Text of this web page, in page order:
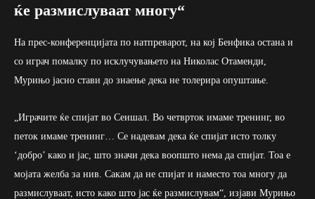
ќе размислуваат многу“
На прес-конференцијата по натпреварот, на кој Бенфика остана и
со играч помалку по исклучувањето на Николас Отаменди,
Мурињо јасно стави до знаење дека не толерира опуштање.
„Играчите ќе спијат во Сеишал. Во четврток имаме тренинг, во
петок имаме тренинг… Се надевам дека ќе спијат исто толку
‘добро’ како и јас, што значи дека воопшто нема да спијат. Тоа е
мојата желба за нив. Сакам да не спијат и наместо тоа многу да
размислуваат, исто како што јас ќе размислувам“, изјави Мурињо